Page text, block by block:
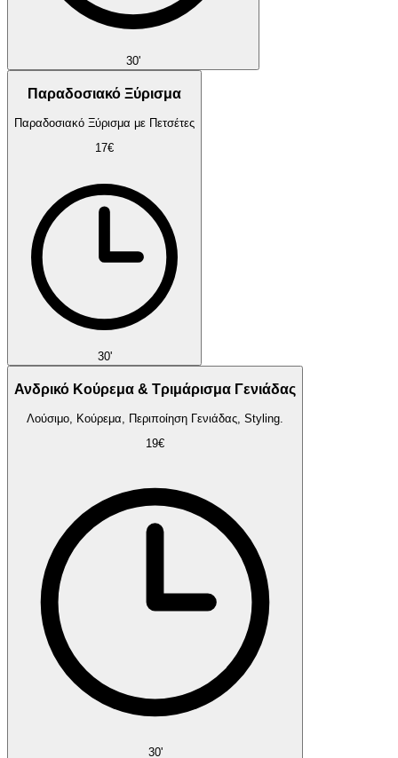
30'
Παραδοσιακό Ξύρισμα
Παραδοσιακό Ξύρισμα με Πετσέτες
17€
30'
Ανδρικό Κούρεμα & Τριμάρισμα Γενιάδας
Λούσιμο, Κούρεμα, Περιποίηση Γενιάδας, Styling.
19€
30'